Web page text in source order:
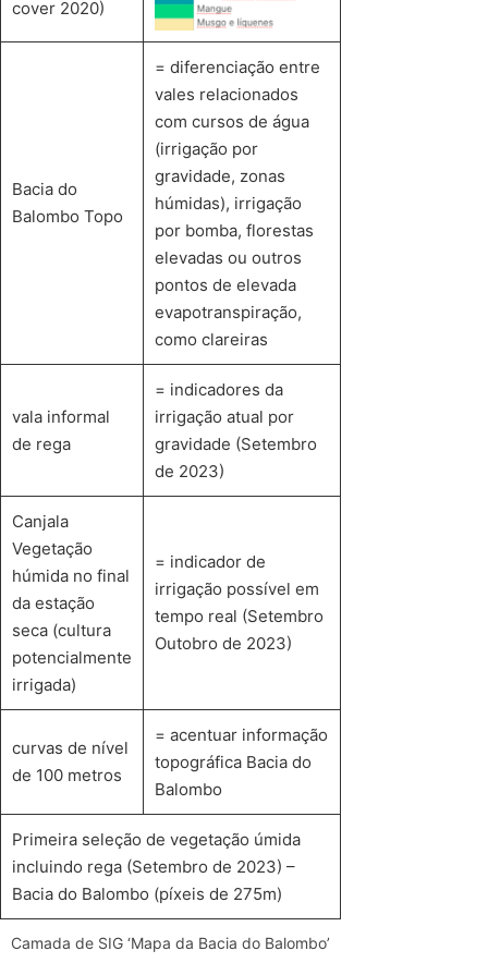
cover 2020)
Bacia do
Balombo Topo
= diferenciação entre
vales relacionados
com cursos de água
(irrigação por
gravidade, zonas
húmidas), irrigação
por bomba, florestas
elevadas ou outros
pontos de elevada
evapotranspiração,
como clareiras
vala informal
de rega
= indicadores da
irrigação atual por
gravidade (Setembro
de 2023)
Canjala
Vegetação
húmida no final
da estação
seca (cultura
potencialmente
irrigada)
= indicador de
irrigação possível em
tempo real (Setembro
Outobro de 2023)
curvas de nível
de 100 metros
= acentuar informação
topográfica Bacia do
Balombo
Primeira seleção de vegetação úmida
incluindo rega (Setembro de 2023) –
Bacia do Balombo (píxeis de 275m)
Camada de SIG ‘Mapa da Bacia do Balombo’